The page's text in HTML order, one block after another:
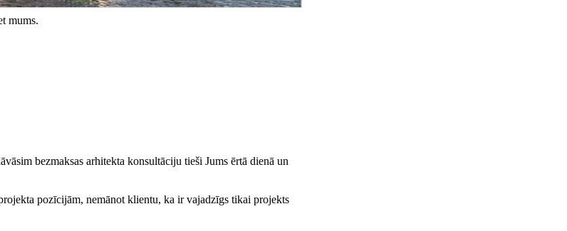
mums.
bezmaksas arhitekta konsultāciju tieši Jums ērtā dienā un
pozīcijām, nemānot klientu, ka ir vajadzīgs tikai projekts